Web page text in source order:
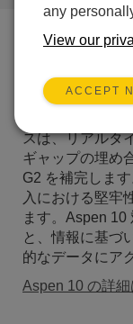
私たちがお
ClimaVue™50
たす、手頃な価
スは、リアルタ
ギャップの埋め
G2 を補完しま
入における堅牢
ます。Aspen 10
と、情報に基づ
的なデータにア
Aspen 10 の詳
any
View our
ACCEPT